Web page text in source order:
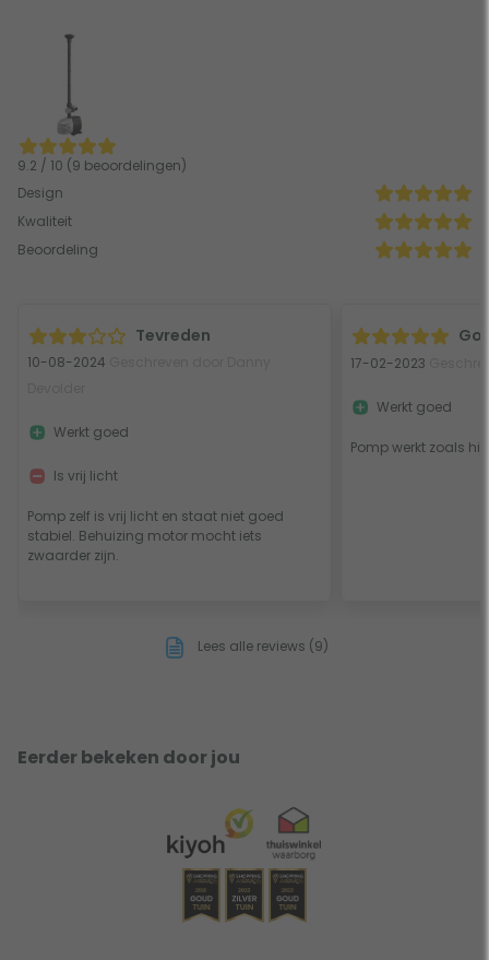
9.2 / 10 (9 beoordelingen)
Design
Kwaliteit
Beoordeling
Tevreden
10-08-2024
Pomp zelf is vrij licht en staat niet goed
stabiel. Behuizing motor mocht iets
zwaarder zijn.
Werkt goed
Is vrij licht
17-02-2023
Pomp werkt zoals hij
Werkt goed
Lees alle reviews (9)
Eerder bekeken door jou